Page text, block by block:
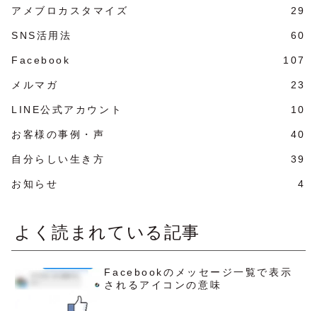
アメブロカスタマイズ 29
SNS活用法 60
Facebook 107
メルマガ 23
LINE公式アカウント 10
お客様の事例・声 40
自分らしい生き方 39
お知らせ 4
よく読まれている記事
Facebookのメッセージ一覧で表示
されるアイコンの意味